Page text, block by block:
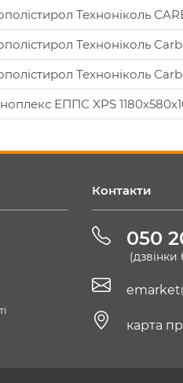
Техноніколь
Техноніколь
Техноніколь
ЕППС XPS
Контакти
050
(дзвінки
карта